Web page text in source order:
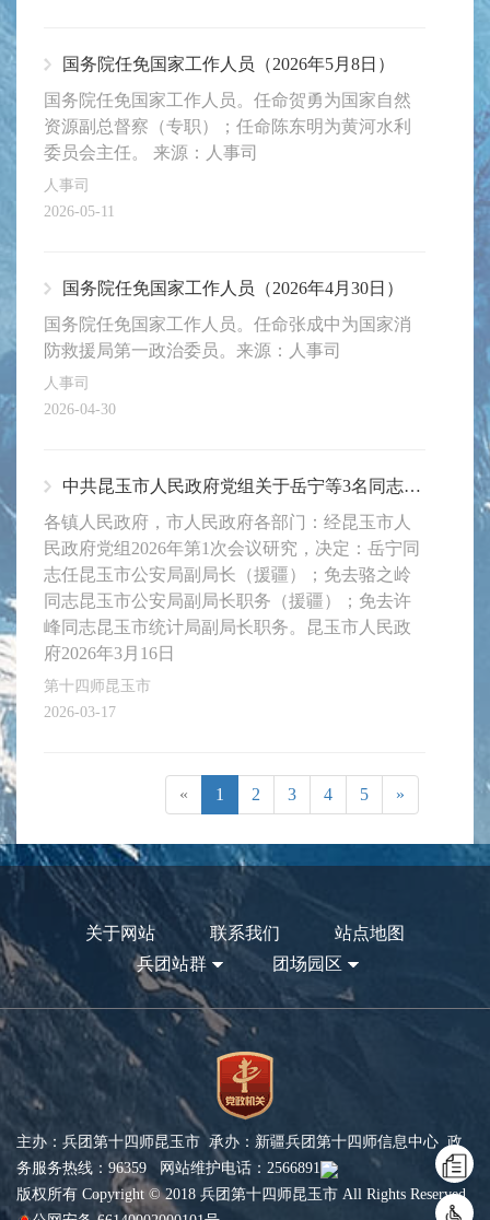
国务院任免国家工作人员（2026年5月8日）
国务院任免国家工作人员。任命贺勇为国家自然
资源副总督察（专职）；任命陈东明为黄河水利
委员会主任。 来源：人事司
人事司
2026-05-11
国务院任免国家工作人员（2026年4月30日）
国务院任免国家工作人员。任命张成中为国家消
防救援局第一政治委员。来源：人事司
人事司
2026-04-30
中共昆玉市人民政府党组关于岳宁等3名同志职务任免的通知
各镇人民政府，市人民政府各部门：经昆玉市人
民政府党组2026年第1次会议研究，决定：岳宁同
志任昆玉市公安局副局长（援疆）；免去骆之岭
同志昆玉市公安局副局长职务（援疆）；免去许
峰同志昆玉市统计局副局长职务。昆玉市人民政
府2026年3月16日
第十四师昆玉市
2026-03-17
« 1 2 3 4 5 »
关于网站 联系我们
站点地图
兵团站群
团场园区
主办：兵团第十四师昆玉市 承办：新疆兵团第十四师信息中心 政
务服务热线：96359 网站维护电话：2566891
版权所有 Copyright © 2018 兵团第十四师昆玉市 All Rights Reserved